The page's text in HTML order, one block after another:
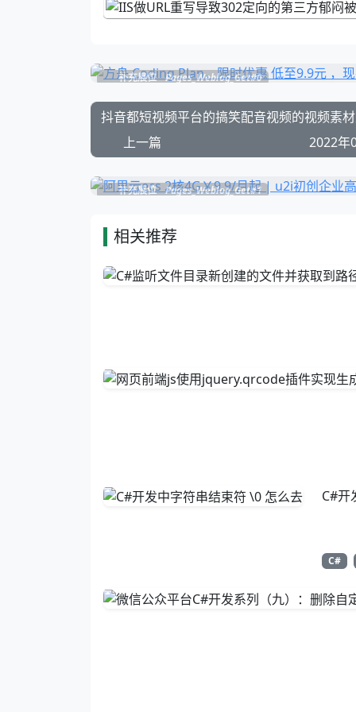
补充展位 Pages_Weblog_Get#0
上一篇 2022年
补充展位 Pages_Weblog_Get#1
相关推荐
C#开
C#